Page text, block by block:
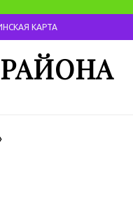
КАРТА